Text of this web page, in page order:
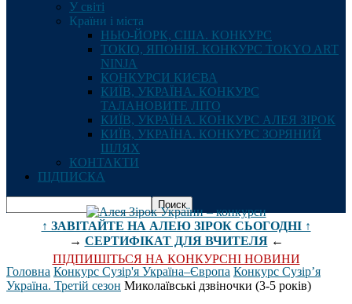
У світі
Країни і міста
НЬЮ-ЙОРК, США. КОНКУРС
ТОКІО, ЯПОНІЯ. КОНКУРС TOKYO ART
NINJA
КОНКУРСИ КИЄВА
КИЇВ, УКРАЇНА. КОНКУРС
ТАЛАНОВИТЕ ЛІТО
КИЇВ, УКРАЇНА. КОНКУРС АЛЕЯ ЗІРОК
КИЇВ, УКРАЇНА. КОНКУРС ЗОРЯНИЙ
ШЛЯХ
КОНТАКТИ
ПІДПИСКА
↑ ЗАВІТАЙТЕ НА АЛЕЮ ЗІРОК СЬОГОДНІ ↑
→ СЕРТИФІКАТ ДЛЯ ВЧИТЕЛЯ←
ПІДПИШІТЬСЯ НА КОНКУРСНІ НОВИНИ
Головна Конкурс Сузір'я Україна–Європа Конкурс Сузір’я
Україна. Третій сезон Миколаївські дзвіночки (3-5 років)